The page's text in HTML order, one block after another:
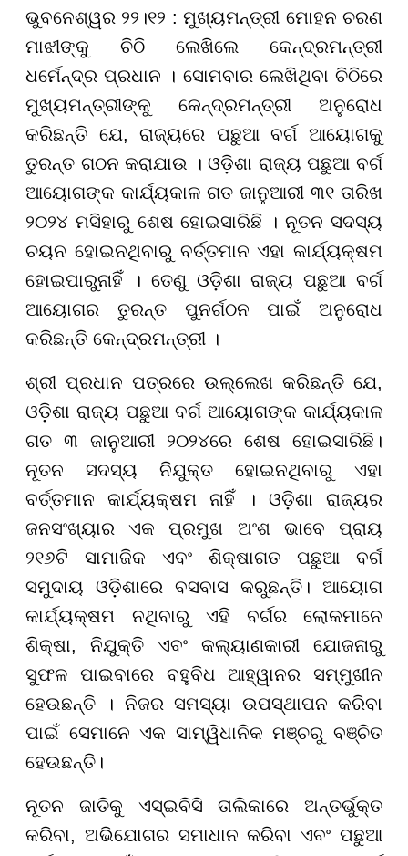
ଭୁବନେଶ୍ୱର ୨୨।୧୨ : ମୁଖ୍ୟମନ୍ତ୍ରୀ ମୋହନ ଚରଣ
ମାଝୀଙ୍କୁ ଚିଠି ଲେଖିଲେ କେନ୍ଦ୍ରମନ୍ତ୍ରୀ
ଧର୍ମେନ୍ଦ୍ର ପ୍ରଧାନ । ସୋମବାର ଲେଖିଥିବା ଚିଠିରେ
ମୁଖ୍ୟମନ୍ତ୍ରୀଙ୍କୁ କେନ୍ଦ୍ରମନ୍ତ୍ରୀ ଅନୁରୋଧ
କରିଛନ୍ତି ଯେ, ରାଜ୍ୟରେ ପଛୁଆ ବର୍ଗ ଆୟୋଗକୁ
ତୁରନ୍ତ ଗଠନ କରାଯାଉ । ଓଡ଼ିଶା ରାଜ୍ୟ ପଛୁଆ ବର୍ଗ
ଆୟୋଗଙ୍କ କାର୍ଯ୍ୟକାଳ ଗତ ଜାନୁଆରୀ ୩୧ ତାରିଖ
୨୦୨୪ ମସିହାରୁ ଶେଷ ହୋଇସାରିଛି । ନୂତନ ସଦସ୍ୟ
ଚୟନ ହୋଇନଥିବାରୁ ବର୍ତ୍ତମାନ ଏହା କାର୍ଯ୍ୟକ୍ଷମ
ହୋଇପାରୁନାହିଁ । ତେଣୁ ଓଡ଼ିଶା ରାଜ୍ୟ ପଛୁଆ ବର୍ଗ
ଆୟୋଗର ତୁରନ୍ତ ପୁନର୍ଗଠନ ପାଇଁ ଅନୁରୋଧ
କରିଛନ୍ତି କେନ୍ଦ୍ରମନ୍ତ୍ରୀ ।
ଶ୍ରୀ ପ୍ରଧାନ ପତ୍ରରେ ଉଲ୍ଲେଖ କରିଛନ୍ତି ଯେ,
ଓଡ଼ିଶା ରାଜ୍ୟ ପଛୁଆ ବର୍ଗ ଆୟୋଗଙ୍କ କାର୍ଯ୍ୟକାଳ
ଗତ ୩ ଜାନୁଆରୀ ୨୦୨୪ରେ ଶେଷ ହୋଇସାରିଛି।
ନୂତନ ସଦସ୍ୟ ନିଯୁକ୍ତ ହୋଇନଥିବାରୁ ଏହା
ବର୍ତ୍ତମାନ କାର୍ଯ୍ୟକ୍ଷମ ନାହିଁ । ଓଡ଼ିଶା ରାଜ୍ୟର
ଜନସଂଖ୍ୟାର ଏକ ପ୍ରମୁଖ ଅଂଶ ଭାବେ ପ୍ରାୟ
୨୧୬ଟି ସାମାଜିକ ଏବଂ ଶିକ୍ଷାଗତ ପଛୁଆ ବର୍ଗ
ସମୁଦାୟ ଓଡ଼ିଶାରେ ବସବାସ କରୁଛନ୍ତି। ଆୟୋଗ
କାର୍ଯ୍ୟକ୍ଷମ ନଥିବାରୁ ଏହି ବର୍ଗର ଲୋକମାନେ
ଶିକ୍ଷା, ନିଯୁକ୍ତି ଏବଂ କଲ୍ୟାଣକାରୀ ଯୋଜନାରୁ
ସୁଫଳ ପାଇବାରେ ବହୁବିଧ ଆହ୍ୱାନର ସମ୍ମୁଖୀନ
ହେଉଛନ୍ତି । ନିଜର ସମସ୍ୟା ଉପସ୍ଥାପନ କରିବା
ପାଇଁ ସେମାନେ ଏକ ସାମ୍ୱିଧାନିକ ମଞ୍ଚରୁ ବଞ୍ଚିତ
ହେଉଛନ୍ତି।
ନୂତନ ଜାତିକୁ ଏସ୍ଇବିସି ତାଲିକାରେ ଅନ୍ତର୍ଭୁକ୍ତ
କରିବା, ଅଭିଯୋଗର ସମାଧାନ କରିବା ଏବଂ ପଛୁଆ